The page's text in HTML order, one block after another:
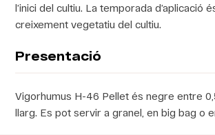
l’inici del cultiu. La temporada d’aplicació
creixement vegetatiu del cultiu.
Presentació
Vigorhumus H-46 Pellet és negre entre
llarg. Es pot servir a granel, en big bag o